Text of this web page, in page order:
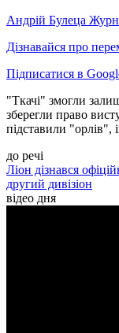
Андрій Булеца
Дізнавайся про
Підписатися в
"Ткачі" змогли
зберегли право
підставили "орлів",
до речі
Ліон дізнався
другий дивізіон
відео дня